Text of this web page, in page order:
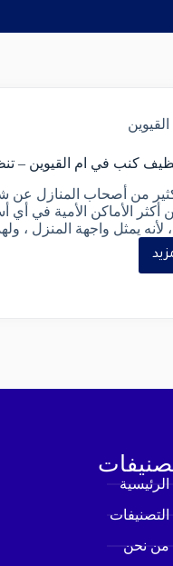
القيوين
كنب في ام القيوين –
من أصحاب المنازل عن
أكثر الأماكن الأمية في أي
، لأنه يمثل واجهة المنزل ،
الرئيسية
التصنيفات
من نحن